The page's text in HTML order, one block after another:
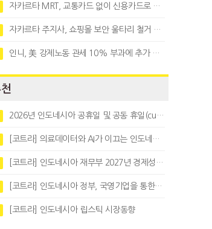
자카르타 MRT, 교통카드 없이 신용카드로 바로 탄다
자카르타 주지사, 쇼핑몰 보안 울타리 철거 요청…"치안 문제없다"
인니, 美 강제노동 관세 10% 부과에 추가 협상 착수
2026년 인도네시아 공휴일 및 공동 휴일(cuti bersama)
[코트라] 의료데이터와 AI가 이끄는 인도네시아 디지털 헬스케어 시장 트렌드
[코트라] 인도네시아 재무부 2027년 경제성장 전망 및 목표 발표
[코트라] 인도네시아 정부, 국영기업을 통한 석탄·팜유·합금철 수출 중앙집중화 추진
[코트라] 인도네시아 립스틱 시장동향